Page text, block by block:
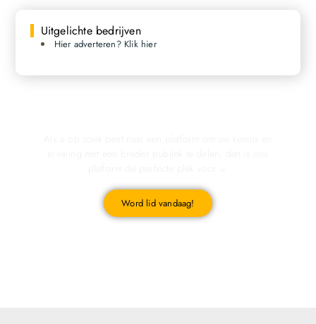
Uitgelichte bedrijven
Hier adverteren? Klik hier
Word lid vandaag!